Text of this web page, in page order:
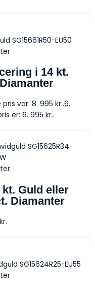
i 14 kt.
var: 8. 995 kr..6.
er: 6. 995 kr..
Guld eller
Diamanter
kr.